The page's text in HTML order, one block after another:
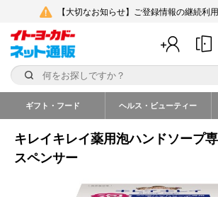
【大切なお知らせ】ご登録情報の継続利
ギフト・フード ヘルス・ビューティー
キレイキレイ薬用泡ハンドソープ
スペンサー